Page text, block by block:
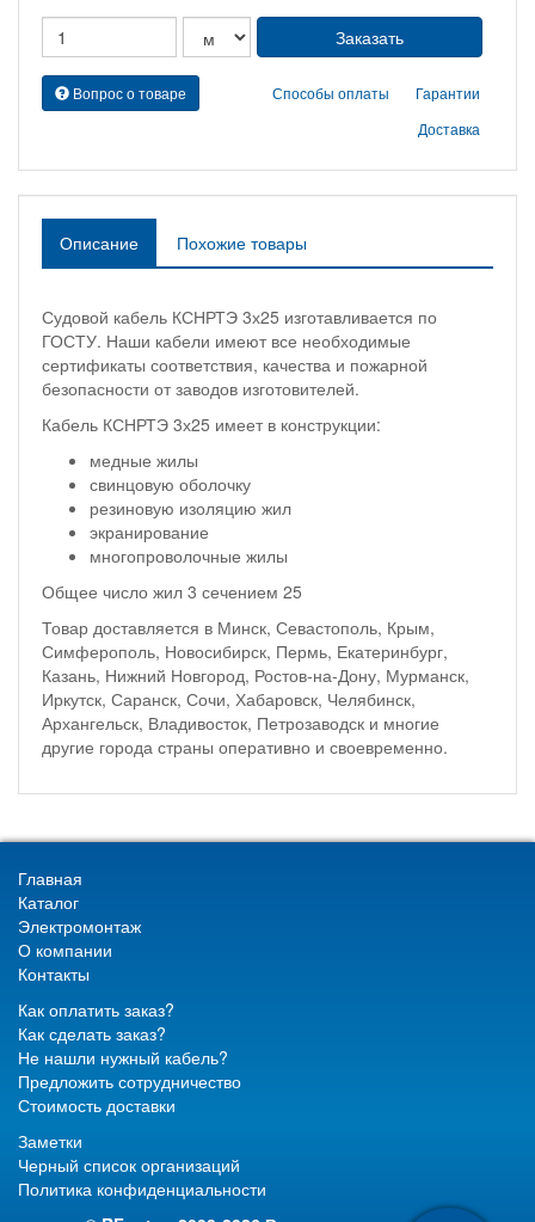
Вопрос о товаре Гарантии
Способы оплаты
Доставка
Описание Похожие товары
Судовой кабель КСНРТЭ 3х25 изготавливается по
ГОСТУ. Наши кабели имеют все необходимые
сертификаты соответствия, качества и пожарной
безопасности от заводов изготовителей.
Кабель КСНРТЭ 3х25 имеет в конструкции:
медные жилы
свинцовую оболочку
резиновую изоляцию жил
экранирование
многопроволочные жилы
Общее число жил 3 сечением 25
Товар доставляется в Минск, Севастополь, Крым,
Симферополь, Новосибирск, Пермь, Екатеринбург,
Казань, Нижний Новгород, Ростов-на-Дону, Мурманск,
Иркутск, Саранск, Сочи, Хабаровск, Челябинск,
Архангельск, Владивосток, Петрозаводск и многие
другие города страны оперативно и своевременно.
Главная
Каталог
Электромонтаж
О компании
Контакты
Как оплатить заказ?
Как сделать заказ?
Не нашли нужный кабель?
Предложить сотрудничество
Стоимость доставки
Заметки
Черный список организаций
Политика конфиденциальности